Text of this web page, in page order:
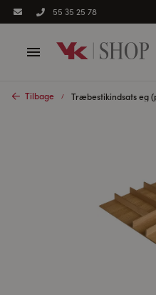
55 35 25 78
Tilbage Træbestikindsats eg